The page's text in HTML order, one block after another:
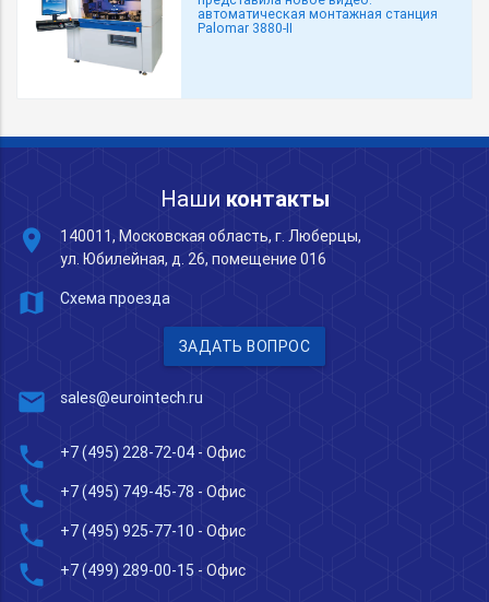
автоматическая монтажная станция
Palomar 3880-II
Наши контакты
place
140011, Московская область, г. Люберцы,
ул. Юбилейная, д. 26, помещение 016
map Схема проезда
ЗАДАТЬ ВОПРОС
mail sales@eurointech.ru
phone +7 (495) 228-72-04 - Офис
phone +7 (495) 749-45-78 - Офис
phone +7 (495) 925-77-10 - Офис
phone +7 (499) 289-00-15 - Офис